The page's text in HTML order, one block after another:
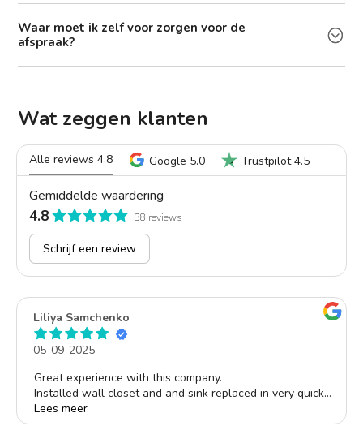
Waar moet ik zelf voor zorgen voor de
afspraak?
Wat zeggen klanten
Alle reviews 4.8 Google 5.0 Trustpilot 4.5
Gemiddelde waardering
4.8 38 reviews
Schrijf een review
Liliya Samchenko
05-09-2025
Great experience with this company.
Installed wall closet and and sink replaced in very quick
time and with very good quality of results.
Lees meer